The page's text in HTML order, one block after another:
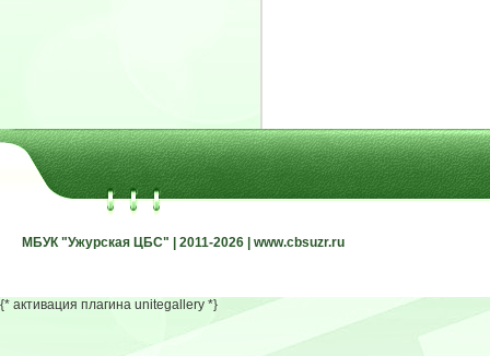
МБУК "Ужурская ЦБС" | 2011-2026 | www.cbsuzr.ru
МБУК "Ужурская ЦБС" | 2011-2026 | www.cbsuzr.ru
{* активация плагина unitegallery *}